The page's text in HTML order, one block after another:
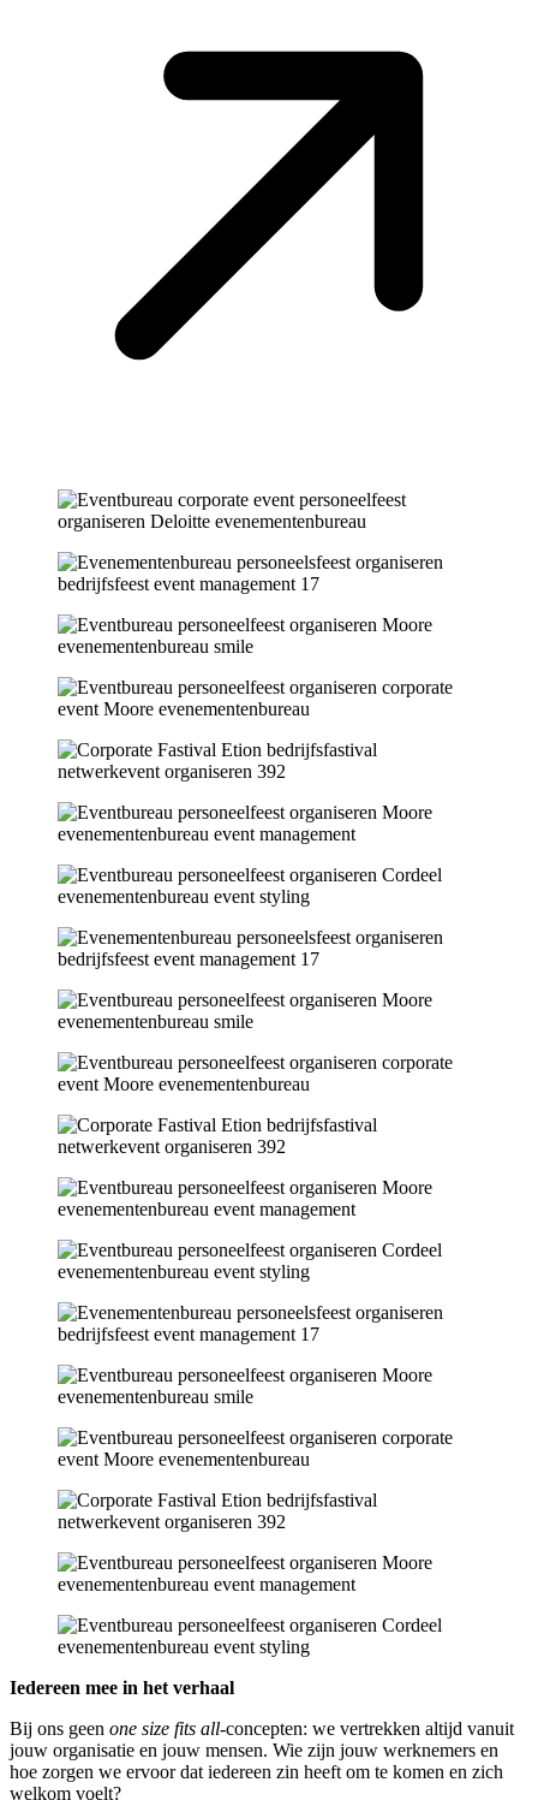
Iedereen mee in het verhaal
Bij ons geen one size fits all-concepten: we vertrekken altijd vanuit
jouw organisatie en jouw mensen. Wie zijn jouw werknemers en
hoe zorgen we ervoor dat iedereen zin heeft om te komen en zich
welkom voelt?